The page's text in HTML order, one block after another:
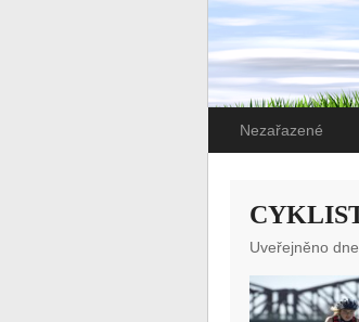
Nezařazené
Uveřejněno